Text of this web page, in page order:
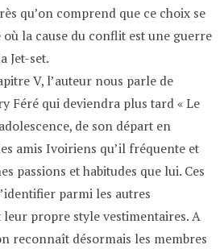
qu’on comprend que ce choix se
la cause du conflit est une guerre
Jet-set.
V, l’auteur nous parle de
Féré qui deviendra plus tard « Le
de son départ en
amis Ivoiriens qu’il fréquente et
passions et habitudes que lui. Ces
parmi les autres
propre style vestimentaires. A
reconnaît désormais les membres